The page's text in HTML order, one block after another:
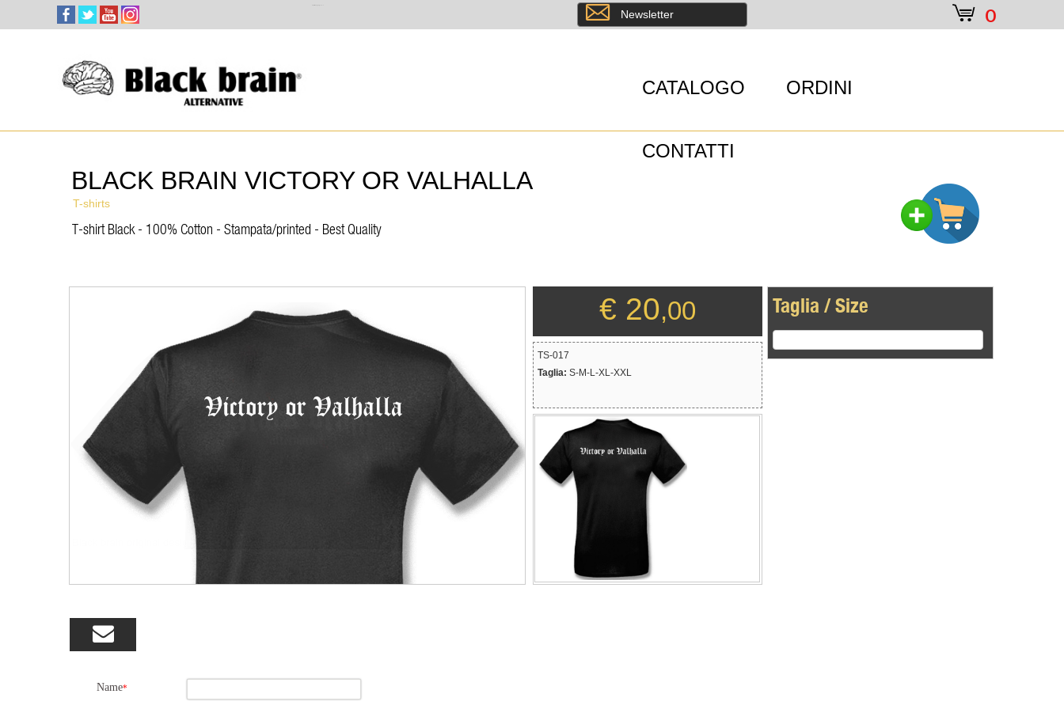
e 0
CATALOGO ORDINI
CONTATTI
8 Newsletter
BLACK BRAIN VICTORY OR VALHALLA
T-shirt Black - 100% Cotton - Stampata/printed - Best Quality
T-shirts
€ 20,00
TS-017
Taglia: S-M-L-XL-XXL
Taglia / Size

Name*